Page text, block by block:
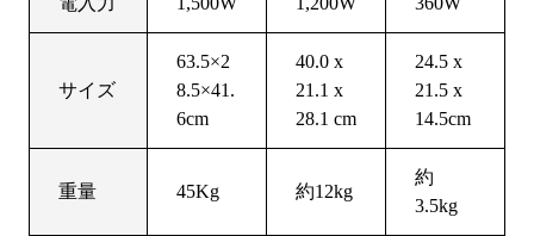
サイズ
63.5×2
8.5×41.
6cm
40.0 x
21.1 x
28.1 cm
24.5 x
21.5 x
14.5cm
重量 45Kg 約12kg
約
3.5kg